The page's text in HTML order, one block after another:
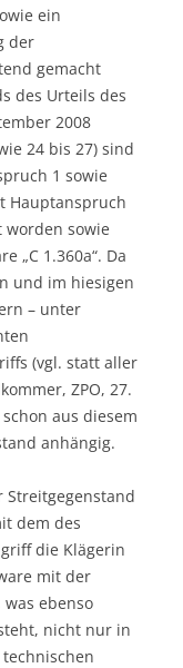
ein
der
gemacht
des Urteils des
2008
24 bis 27) sind
1 sowie
Hauptanspruch
worden sowie
„C 1.360a“. Da
und im hiesigen
– unter
(vgl. statt aller
ZPO, 27.
aus diesem
anhängig.
Streitgegenstand
dem des
die Klägerin
mit der
was ebenso
nicht nur in